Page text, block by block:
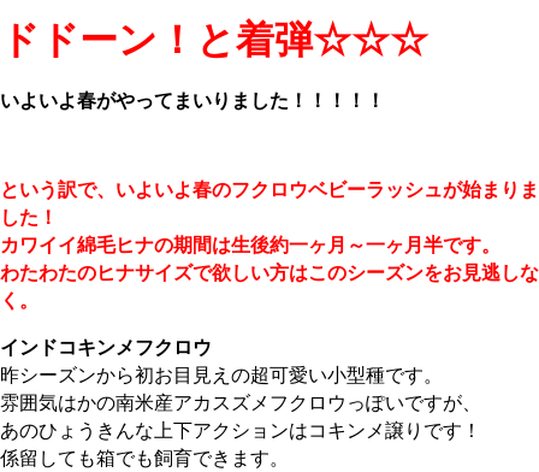
ドドーン！と着弾☆☆☆
いよいよ春がやってまいりました！！！！！
という訳で、いよいよ春のフクロウベビーラッシュが始まりま
した！
カワイイ綿毛ヒナの期間は生後約一ヶ月～一ヶ月半です。
わたわたのヒナサイズで欲しい方はこのシーズンをお見逃しな
く。
インドコキンメフクロウ
昨シーズンから初お目見えの超可愛い小型種です。
雰囲気はかの南米産アカスズメフクロウっぽいですが、
あのひょうきんな上下アクションはコキンメ譲りです！
係留しても箱でも飼育できます。